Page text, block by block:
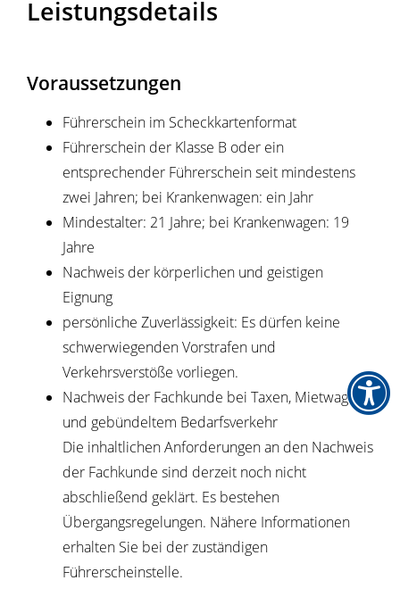
Leistungsdetails
Voraussetzungen
Führerschein im Scheckkartenformat
Führerschein der Klasse B oder ein
entsprechender Führerschein seit mindestens
zwei Jahren; bei Krankenwagen: ein Jahr
Mindestalter: 21 Jahre; bei Krankenwagen: 19
Jahre
Nachweis der körperlichen und geistigen
Eignung
persönliche Zuverlässigkeit: Es dürfen keine
schwerwiegenden Vorstrafen und
Verkehrsverstöße vorliegen.
Nachweis der Fachkunde bei Taxen, Mietwagen
und gebündeltem Bedarfsverkehr
Die inhaltlichen Anforderungen an den Nachweis
der Fachkunde sind derzeit noch nicht
abschließend geklärt. Es bestehen
Übergangsregelungen. Nähere Informationen
erhalten Sie bei der zuständigen
Führerscheinstelle.